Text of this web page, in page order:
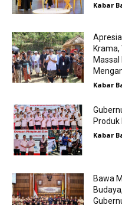
Kabar
Krama,
Kabar
Produk
Kabar
Bawa